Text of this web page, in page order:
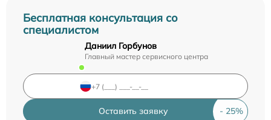
Бесплатная консультация со
специалистом
Даниил Горбунов
Главный мастер сервисного центра
Оставить заявку